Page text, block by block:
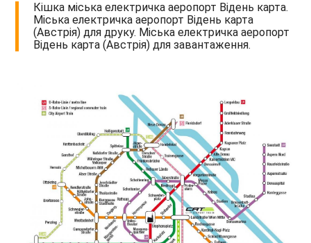
Кішка міська електричка аеропорт Відень карта.
Міська електричка аеропорт Відень карта
(Австрія) для друку. Міська електричка аеропорт
Відень карта (Австрія) для завантаження.